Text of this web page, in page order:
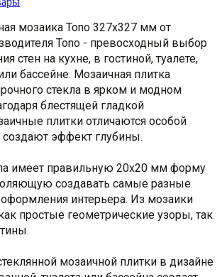
мозаика Tono 327x327 мм от
Tono - превосходный выбор
стен на кухне, в гостиной, туалете,
бассейне. Мозаичная плитка
стекла в ярком и модном
блестящей гладкой
плитки отличаются особой
создают эффект глубины.
имеет правильную 20х20 мм форму
создавать самые разные
интерьера. Из мозаики
простые геометрические узоры, так
мозаичной плитки в дизайне